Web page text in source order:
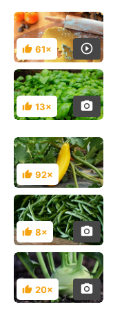
Hodnocení
61×
Hodnocení
13×
Hodnocení
92×
Hodnocení
8×
Hodnocení
20×